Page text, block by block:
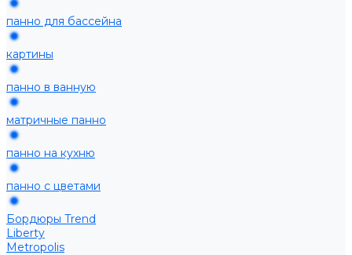
панно для бассейна
картины
панно в ванную
матричные панно
панно на кухню
панно с цветами
Бордюры Trend
Liberty
Metropolis